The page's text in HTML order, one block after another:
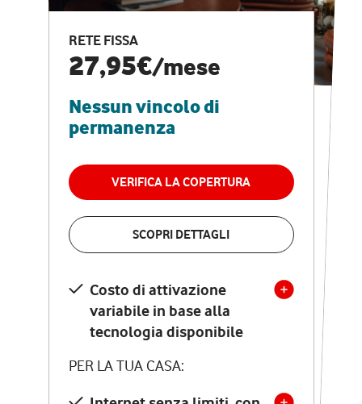
RETE FISSA
27,95€/mese
Nessun vincolo di
permanenza
VERIFICA LA COPERTURA
SCOPRI DETTAGLI
Costo di attivazione
variabile in base alla
tecnologia disponibile
PER LA TUA CASA:
CASA PRO
Internet veloce e
vantaggi speciali
RETE FISSA + VODAFONE CLUB
29,95€
permanenza
VERIFICA LA COPERTURA
Costo di attivazione
variabile in base alla
tecnologia disponibile
PER LA TUA CASA:
Internet senza limiti, con
la migliore tecnologia